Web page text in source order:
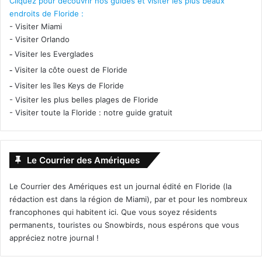
endroits de Floride :
- Visiter Miami
- Visiter Orlando
- Visiter les Everglades
- Visiter la côte ouest de Floride
- Visiter les îles Keys de Floride
- Visiter les plus belles plages de Floride
- Visiter toute la Floride : notre guide gratuit
Le Courrier des Amériques
Le Courrier des Amériques est un journal édité en Floride (la
rédaction est dans la région de Miami), par et pour les nombreux
francophones qui habitent ici. Que vous soyez résidents
permanents, touristes ou Snowbirds, nous espérons que vous
appréciez notre journal !